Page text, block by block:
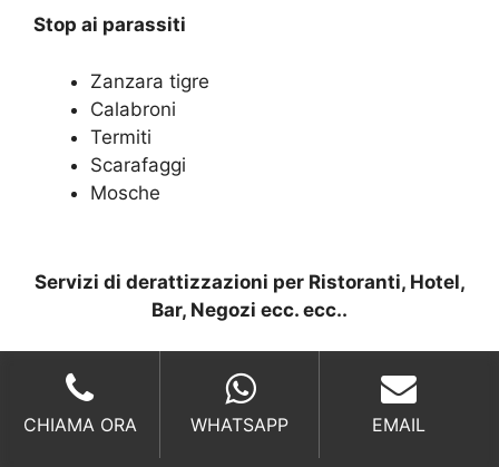
Stop ai parassiti
Zanzara tigre
Calabroni
Termiti
Scarafaggi
Mosche
Servizi di derattizzazioni per Ristoranti, Hotel,
Bar, Negozi ecc. ecc..
derattizzazione più complesso e delicato, deve
necessariamente tener conto del fatto che le
CHIAMA ORA WHATSAPP EMAIL